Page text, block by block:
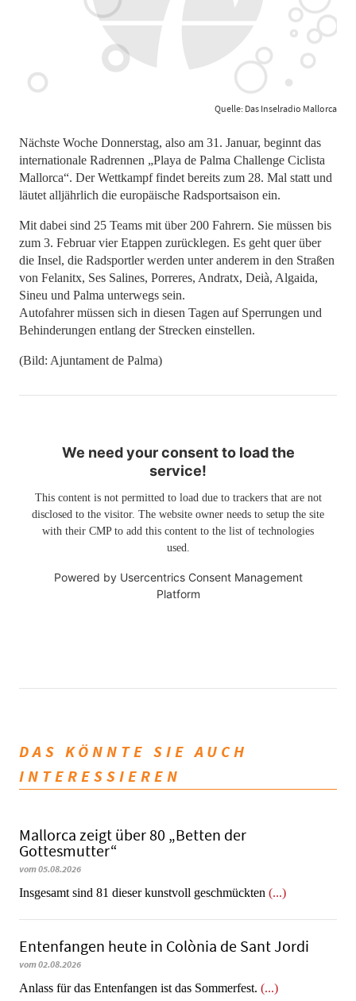
Quelle: Das Inselradio Mallorca
Nächste Woche Donnerstag, also am 31. Januar, beginnt das
internationale Radrennen „Playa de Palma Challenge Ciclista
Mallorca“. Der Wettkampf findet bereits zum 28. Mal statt und
läutet alljährlich die europäische Radsportsaison ein.
Mit dabei sind 25 Teams mit über 200 Fahrern. Sie müssen bis
zum 3. Februar vier Etappen zurücklegen. Es geht quer über
die Insel, die Radsportler werden unter anderem in den Straßen
von Felanitx, Ses Salines, Porreres, Andratx, Deià, Algaida,
Sineu und Palma unterwegs sein.
Autofahrer müssen sich in diesen Tagen auf Sperrungen und
Behinderungen entlang der Strecken einstellen.
(Bild: Ajuntament de Palma)
We need your consent to load the
service!
This content is not permitted to load due to trackers that are not
disclosed to the visitor. The website owner needs to setup the site
with their CMP to add this content to the list of technologies
used.
Powered by Usercentrics Consent Management
Platform
DAS KÖNNTE SIE AUCH
INTERESSIEREN
Mallorca zeigt über 80 „Betten der
Gottesmutter“
vom 05.08.2026
Insgesamt sind 81 dieser kunstvoll geschmückten (...)
Entenfangen heute in Colònia de Sant Jordi
vom 02.08.2026
Anlass für das Entenfangen ist das Sommerfest. (...)